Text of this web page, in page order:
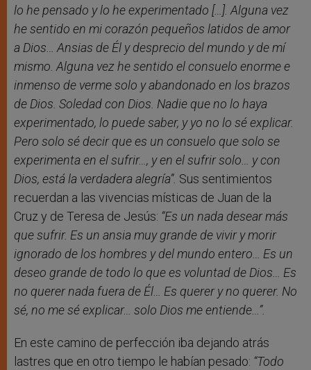
lo he pensado y lo he experimentado […]. Alguna vez
he sentido en mi corazón pequeños latidos de amor
a Dios… Ansias de Él y desprecio del mundo y de mí
mismo. Alguna vez he sentido el consuelo enorme e
inmenso de verme solo y abandonado en los brazos
de Dios. Soledad con Dios. Nadie que no lo haya
experimentado, lo puede saber, y yo no lo sé explicar.
Pero solo sé decir que es un consuelo que solo se
experimenta en el sufrir…, y en el sufrir solo… y con
Dios, está la verdadera alegría”. Sus sentimientos
recuerdan a las vivencias místicas de Juan de la
Cruz y de Teresa de Jesús: “Es un nada desear más
que sufrir. Es un ansia muy grande de vivir y morir
ignorado de los hombres y del mundo entero… Es un
deseo grande de todo lo que es voluntad de Dios… Es
no querer nada fuera de Él… Es querer y no querer. No
sé, no me sé explicar… solo Dios me entiende…”.
En este camino de perfección iba dejando atrás
lastres que en otro tiempo le habían pesado: “Todo